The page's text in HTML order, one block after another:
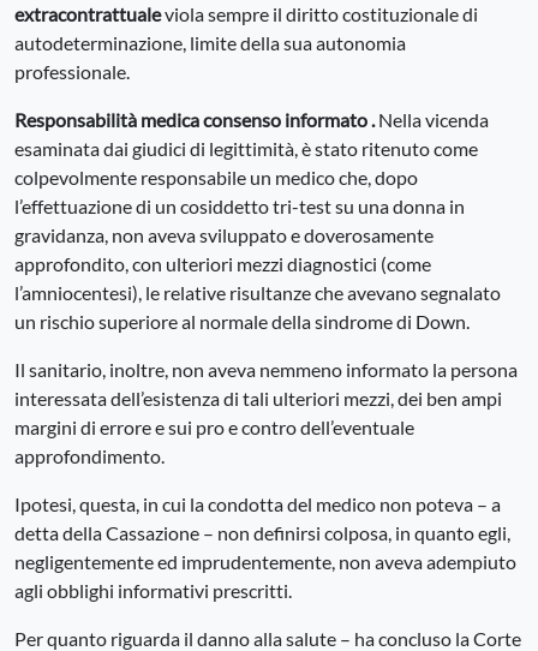
extracontrattualeviola sempre il diritto costituzionale di
autodeterminazione, limite della sua autonomia
professionale.
Responsabilità medica consenso informato.Nella vicenda
esaminata dai giudici di legittimità, è stato ritenuto come
colpevolmente responsabile un medico che, dopo
l’effettuazione di un cosiddetto tri-test su una donna in
gravidanza, non aveva sviluppato e doverosamente
approfondito, con ulteriori mezzi diagnostici (come
l’amniocentesi), le relative risultanze che avevano segnalato
un rischio superiore al normale della sindrome di Down.
Il sanitario, inoltre, non aveva nemmeno informato la persona
interessata dell’esistenza di tali ulteriori mezzi, dei ben ampi
margini di errore e sui pro e contro dell’eventuale
approfondimento.
Ipotesi, questa, in cui la condotta del medico non poteva – a
detta della Cassazione – non definirsi colposa, in quanto egli,
negligentemente ed imprudentemente, non aveva adempiuto
agli obblighi informativi prescritti.
Per quanto riguarda il danno alla salute – ha concluso la Corte